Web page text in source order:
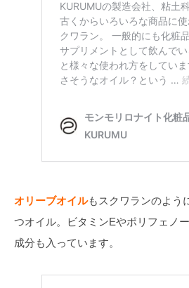
オリーブオイルもスクワランのよう
つオイル。ビタミンEやポリフェノ
成分も入っています。